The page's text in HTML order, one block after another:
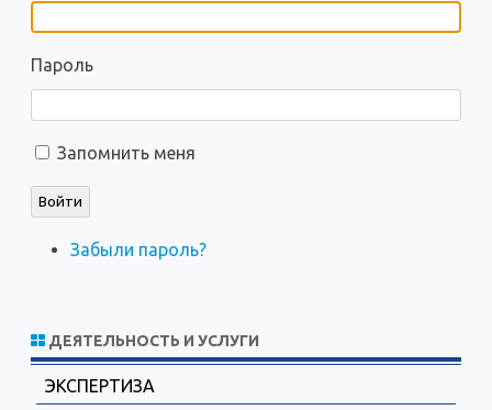
Пароль
Запомнить меня
Войти
Забыли пароль?
ДЕЯТЕЛЬНОСТЬ И УСЛУГИ
ЭКСПЕРТИЗА